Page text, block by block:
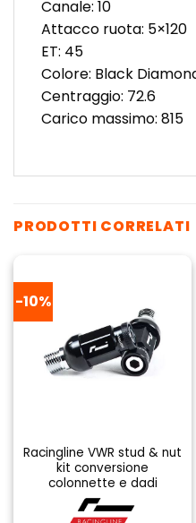
Canale: 10
Attacco ruota: 5×120
ET: 45
Colore: Black
Centraggio: 72.6
Carico massimo: 815
PRODOTTI CORRELATI
-10%
Racingline VWR stud & nut
kit conversione
colonnette e dadi